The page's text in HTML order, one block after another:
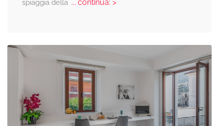
spiaggia della ... continua: >